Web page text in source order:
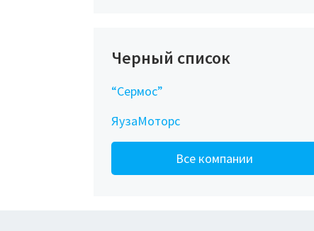
Черный список
“Сермос”
ЯузаМоторс
Все компании